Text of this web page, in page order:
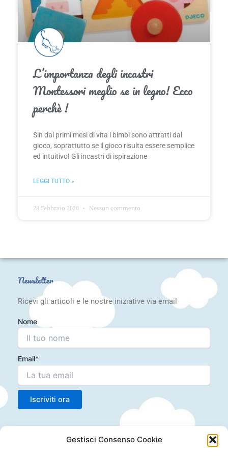
Gestisci Consenso Cookie
L’importanza degli incastri
Montessori meglio se in legno! Ecco
perchè !
Sin dai primi mesi di vita i bimbi sono attratti dal
gioco, soprattutto se il gioco risulta essere semplice
ed intuitivo! Gli incastri di ispirazione
LEGGI TUTTO »
28 Febbraio 2020 Nessun commento
Newsletter
Ricevi gli articoli e le nostre iniziative via email
Nome
Email*
Laboratorio Montessori 10-24 mesi: Scoperta e